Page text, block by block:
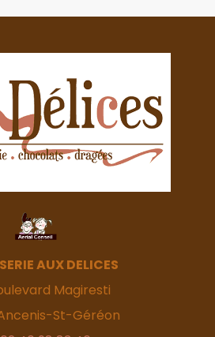
AUX DELICES
Magiresti
St-Géréon